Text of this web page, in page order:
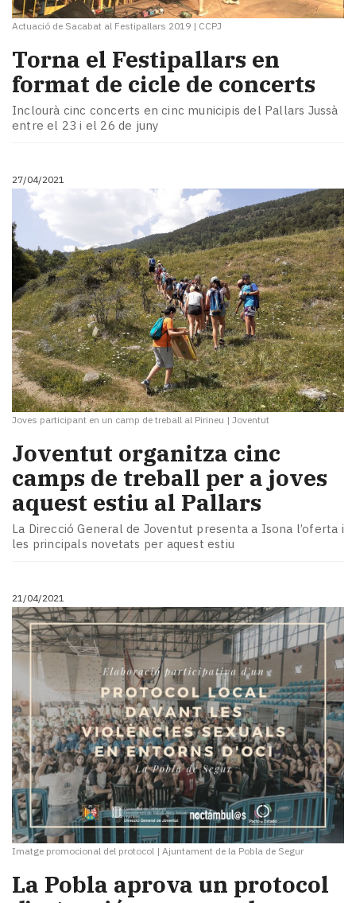
Actuació de Sacabat al Festipallars 2019 | CCPJ
Torna el Festipallars en
format de cicle de concerts
Inclourà cinc concerts en cinc municipis del Pallars Jussà
entre el 23 i el 26 de juny
27/04/2021
Joves participant en un camp de treball al Pirineu | Joventut
Joventut organitza cinc
camps de treball per a joves
aquest estiu al Pallars
La Direcció General de Joventut presenta a Isona l’oferta i
les principals novetats per aquest estiu
21/04/2021
Imatge promocional del protocol | Ajuntament de la Pobla de Segur
La Pobla aprova un protocol